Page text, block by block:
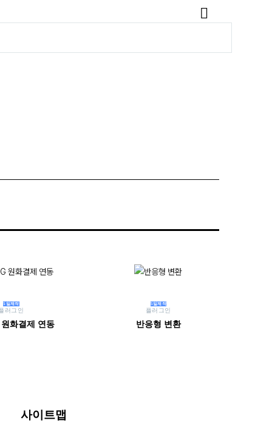
5일제작
러그인
화결제 연동
5일제작
플러그인
반응형 변환
사이트맵